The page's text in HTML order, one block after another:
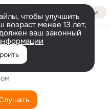
Войти
чтобы улучшить
возраст менее 13 лет,
ваш законный